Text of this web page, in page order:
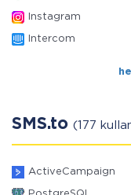
Instagram
Intercom
SMS.to (177
ActiveCampaign